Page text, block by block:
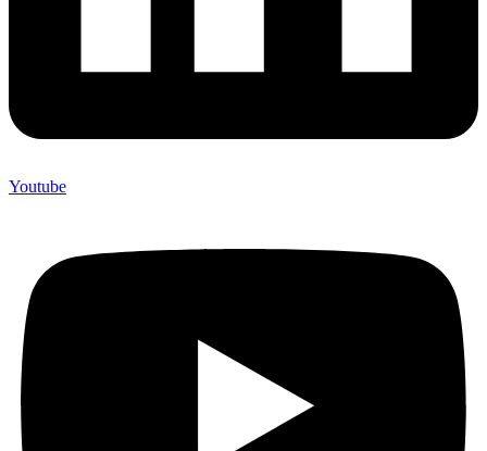
Youtube